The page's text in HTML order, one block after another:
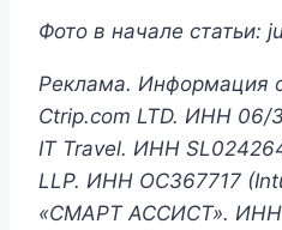
Фото в начале статьи:
Реклама. Информация
Ctrip.com LTD. ИНН 06/
IT Travel. ИНН
LLP. ИНН OC367717
«СМАРТ АССИСТ». ИНН